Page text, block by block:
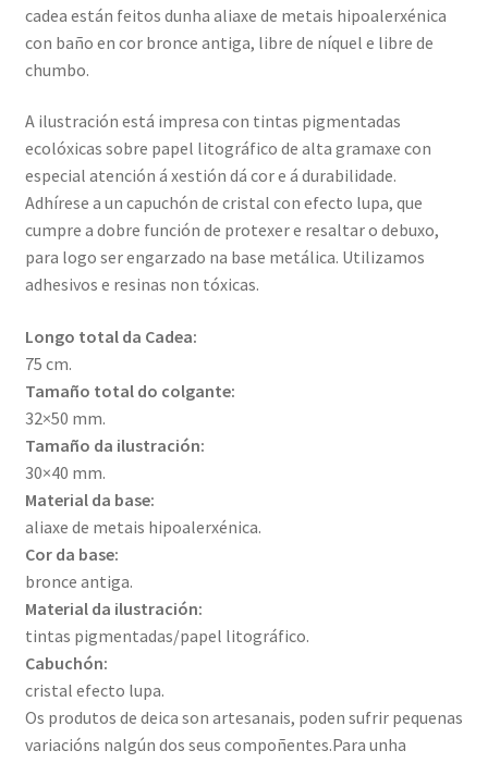
cadea están feitos dunha aliaxe de metais hipoalerxénica
con baño en cor bronce antiga, libre de níquel e libre de
chumbo.
A ilustración está impresa con tintas pigmentadas
ecolóxicas sobre papel litográfico de alta gramaxe con
especial atención á xestión dá cor e á durabilidade.
Adhírese a un capuchón de cristal con efecto lupa, que
cumpre a dobre función de protexer e resaltar o debuxo,
para logo ser engarzado na base metálica. Utilizamos
adhesivos e resinas non tóxicas.
Longo total da Cadea:
75 cm.
Tamaño total do colgante:
32×50 mm.
Tamaño da ilustración:
30×40 mm.
Material da base:
aliaxe de metais hipoalerxénica.
Cor da base:
bronce antiga.
Material da ilustración:
tintas pigmentadas/papel litográfico.
Cabuchón:
cristal efecto lupa.
Os produtos de deica son artesanais, poden sufrir pequenas
variacións nalgún dos seus compoñentes.Para unha